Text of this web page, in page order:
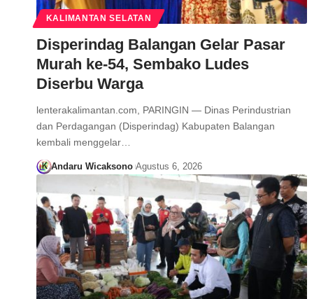
KALIMANTAN SELATAN
Disperindag Balangan Gelar Pasar
Murah ke-54, Sembako Ludes
Diserbu Warga
lenterakalimantan.com, PARINGIN — Dinas Perindustrian
dan Perdagangan (Disperindag) Kabupaten Balangan
kembali menggelar…
Andaru Wicaksono Agustus 6, 2026